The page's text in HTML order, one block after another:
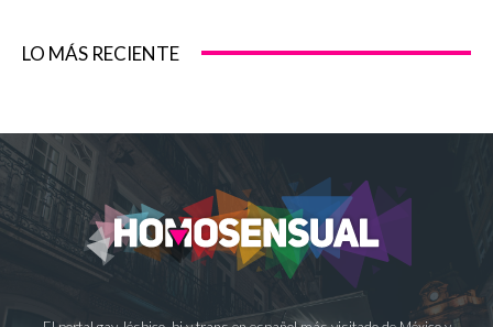
LO MÁS RECIENTE